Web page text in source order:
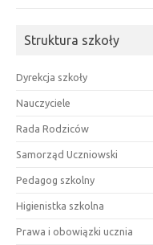
Struktura szkoły
Dyrekcja szkoły
Nauczyciele
Rada Rodziców
Samorząd Uczniowski
Pedagog szkolny
Higienistka szkolna
Prawa i obowiązki ucznia